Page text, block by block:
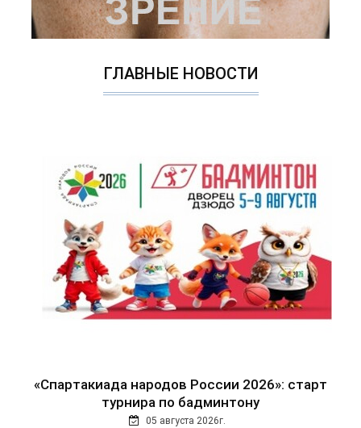
ГЛАВНЫЕ НОВОСТИ
«Спартакиада народов России 2026»: старт
турнира по бадминтону
05 августа 2026г.